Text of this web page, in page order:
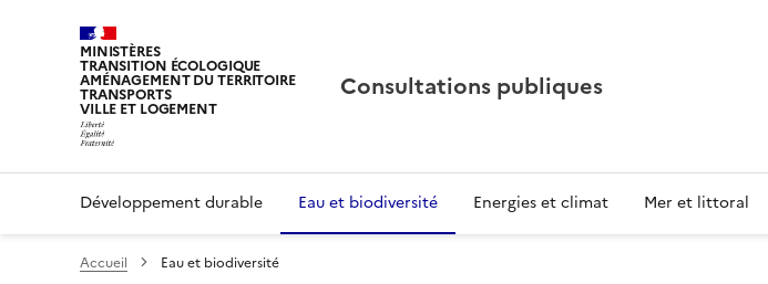
MINISTÈRES
TRANSITION ÉCOLOGIQUE
AMÉNAGEMENT DU TERRITOIRE
TRANSPORTS
VILLE ET LOGEMENT
Consultations publiques
Développement durable Eau et biodiversité Energies et climat Mer et littoral
Accueil Eau et biodiversité